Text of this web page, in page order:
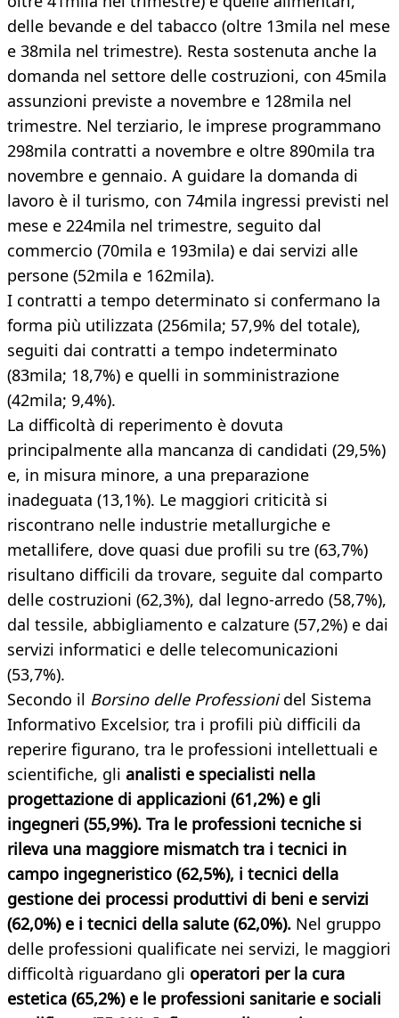
delle bevande e del tabacco (oltre 13mila nel mese
e 38mila nel trimestre). Resta sostenuta anche la
domanda nel settore delle costruzioni, con 45mila
assunzioni previste a novembre e 128mila nel
trimestre. Nel terziario, le imprese programmano
298mila contratti a novembre e oltre 890mila tra
novembre e gennaio. A guidare la domanda di
lavoro è il turismo, con 74mila ingressi previsti nel
mese e 224mila nel trimestre, seguito dal
commercio (70mila e 193mila) e dai servizi alle
persone (52mila e 162mila).
I contratti a tempo determinato si confermano la
forma più utilizzata (256mila; 57,9% del totale),
seguiti dai contratti a tempo indeterminato
(83mila; 18,7%) e quelli in somministrazione
(42mila; 9,4%).
La difficoltà di reperimento è dovuta
principalmente alla mancanza di candidati (29,5%)
e, in misura minore, a una preparazione
inadeguata (13,1%). Le maggiori criticità si
riscontrano nelle industrie metallurgiche e
metallifere, dove quasi due profili su tre (63,7%)
risultano difficili da trovare, seguite dal comparto
delle costruzioni (62,3%), dal legno-arredo (58,7%),
dal tessile, abbigliamento e calzature (57,2%) e dai
servizi informatici e delle telecomunicazioni
(53,7%).
Secondo il Borsino delle Professionidel Sistema
Informativo Excelsior, tra i profili più difficili da
reperire figurano, tra le professioni intellettuali e
scientifiche, gli analisti e specialisti nella
progettazione di applicazioni (61,2%) e gli
ingegneri (55,9%). Tra le professioni tecniche si
rileva una maggiore mismatch tra i tecnici in
campo ingegneristico (62,5%), i tecnici della
gestione dei processi produttivi di beni e servizi
(62,0%) e i tecnici della salute (62,0%). Nel gruppo
delle professioni qualificate nei servizi, le maggiori
difficoltà riguardano gli operatori per la cura
estetica (65,2%) e le professioni sanitarie e sociali